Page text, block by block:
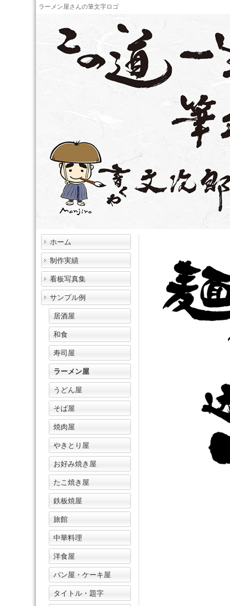
ラーメン屋さんの筆文字ロゴ
ホーム
制作実績
看板写真集
サンプル例
居酒屋
和食
寿司屋
ラーメン屋
うどん屋
そば屋
焼肉屋
やきとり屋
お好み焼き屋
たこ焼き屋
鉄板焼屋
旅館
中華料理
洋食屋
パン屋・ケーキ屋
タイトル・題字